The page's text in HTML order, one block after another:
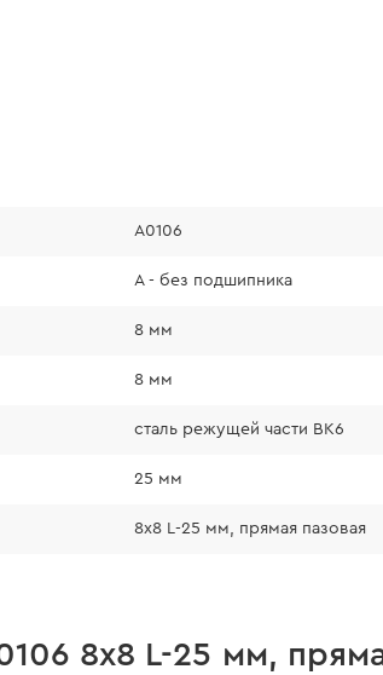
A0106
А - без подшипника
8 мм
8 мм
сталь режущей части ВК6
25 мм
8x8 L-25 мм, прямая пазовая
8x8 L-25 мм,